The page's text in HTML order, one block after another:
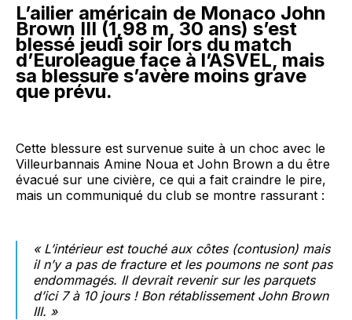
L’ailier américain de Monaco John
Brown III (1,98 m, 30 ans) s’est
blessé jeudi soir lors du match
d’Euroleague face à l’ASVEL, mais
sa blessure s’avère moins grave
que prévu.
Cette blessure est survenue suite à un choc avec le
Villeurbannais Amine Noua et John Brown a du être
évacué sur une civière, ce qui a fait craindre le pire,
mais un communiqué du club se montre rassurant :
« L’intérieur est touché aux côtes (contusion) mais
il n’y a pas de fracture et les poumons ne sont pas
endommagés. Il devrait revenir sur les parquets
d’ici 7 à 10 jours ! Bon rétablissement John Brown
III. »